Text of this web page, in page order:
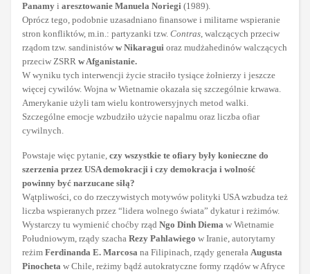
Panamy i aresztowanie Manuela Noriegi (1989).
Oprócz tego, podobnie uzasadniano finansowe i militarne wspieranie
stron konfliktów, m.in.: partyzanki tzw. Contras, walczących przeciw
rządom tzw. sandinistów w Nikaragui oraz mudżahedinów walczących
przeciw ZSRR w Afganistanie.
W wyniku tych interwencji życie straciło tysiące żołnierzy i jeszcze
więcej cywilów. Wojna w Wietnamie okazała się szczególnie krwawa.
Amerykanie użyli tam wielu kontrowersyjnych metod walki.
Szczególne emocje wzbudziło użycie napalmu oraz liczba ofiar
cywilnych.
Powstaje więc pytanie, czy wszystkie te ofiary były konieczne do
szerzenia przez USA demokracji i czy demokracja i wolność
powinny być narzucane siłą?
Wątpliwości, co do rzeczywistych motywów polityki USA wzbudza też
liczba wspieranych przez “lidera wolnego świata” dykatur i reżimów.
Wystarczy tu wymienić choćby rząd Ngo Dinh Diema w Wietnamie
Południowym, rządy szacha Rezy Pahlawiego w Iranie, autorytarny
reżim Ferdinanda E. Marcosa na Filipinach, rządy generała Augusta
Pinocheta w Chile, reżimy bądź autokratyczne formy rządów w Afryce